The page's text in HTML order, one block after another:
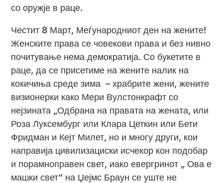
со оружје в раце.
Честит 8 Март, Меѓународниот ден на жените!
Женските права се човекови права и без нивно
почитување нема демократија. Со букетите в
раце, да се присетиме на жените налик на
кокичиња среде зима – храбрите жени, жените
визионерки како Мери Вулстонкрафт со
нејзината „Одбрана на правата на жената, или
Роза Луксембург или Клара Цеткин или Бети
Фридман и Кејт Милет, но и многу други, кои
направија цивилизациски исчекор кон подобар
и порамноправен свет, иако евергринот „ Ова е
машки свет“ на Џејмс Браун се уште не